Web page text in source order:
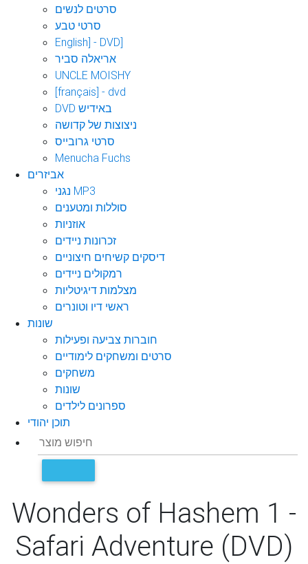
סרטים לנשים
סרטי טבע
English] - DVD]
אריאלה סביר
UNCLE MOISHY
[français] - dvd
DVD באידיש
ניצוצות של קדושה
סרטי גרובייס
Menucha Fuchs
אביזרים
נגני MP3
סוללות ומטענים
אוזניות
זכרונות ניידים
דיסקים קשיחים חיצוניים
רמקולים ניידים
מצלמות דיגיטליות
ראשי דיו וטונרים
שונות
חוברות צביעה ופעילות
סרטים ומשחקים לימודיים
משחקים
שונות
ספרונים לילדים
תוכן יהודי
Wonders of Hashem 1 -
Safari Adventure (DVD)